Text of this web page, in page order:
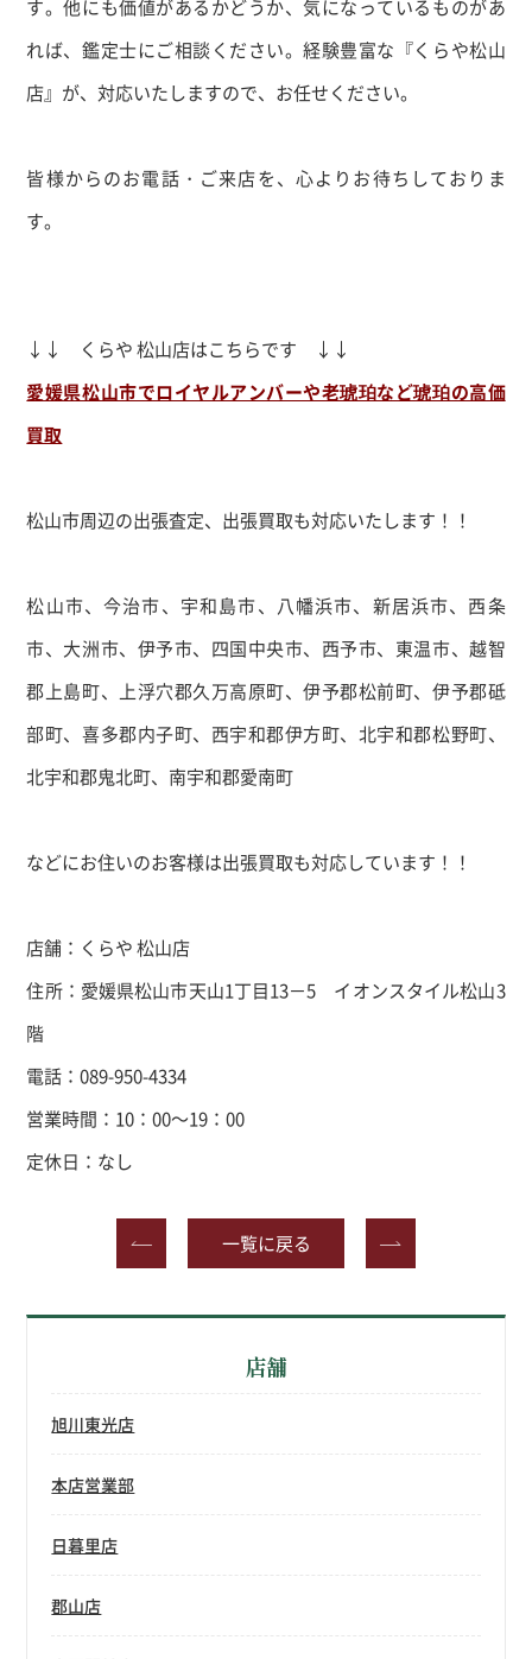
す。他にも価値があるかどうか、気になっているものがあ
れば、鑑定士にご相談ください。経験豊富な『くらや松山
店』が、対応いたしますので、お任せください。
皆様からのお電話・ご来店を、心よりお待ちしておりま
す。
↓↓ くらや 松山店はこちらです ↓↓
愛媛県松山市でロイヤルアンバーや老琥珀など琥珀の高価
買取
松山市周辺の出張査定、出張買取も対応いたします！！
松山市、今治市、宇和島市、八幡浜市、新居浜市、西条
市、大洲市、伊予市、四国中央市、西予市、東温市、越智
郡上島町、上浮穴郡久万高原町、伊予郡松前町、伊予郡砥
部町、喜多郡内子町、西宇和郡伊方町、北宇和郡松野町、
北宇和郡鬼北町、南宇和郡愛南町
などにお住いのお客様は出張買取も対応しています！！
店舗：くらや 松山店
住所：愛媛県松山市天山1丁目13－5 イオンスタイル松山3
階
電話：089-950-4334
営業時間：10：00～19：00
定休日：なし
一覧に戻る
店舗
旭川東光店
本店営業部
日暮里店
郡山店